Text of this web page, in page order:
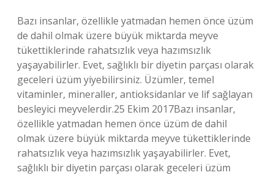
Bazı insanlar, özellikle yatmadan hemen önce üzüm
de dahil olmak üzere büyük miktarda meyve
tükettiklerinde rahatsızlık veya hazımsızlık
yaşayabilirler. Evet, sağlıklı bir diyetin parçası olarak
geceleri üzüm yiyebilirsiniz. Üzümler, temel
vitaminler, mineraller, antioksidanlar ve lif sağlayan
besleyici meyvelerdir.25 Ekim 2017Bazı insanlar,
özellikle yatmadan hemen önce üzüm de dahil
olmak üzere büyük miktarda meyve tükettiklerinde
rahatsızlık veya hazımsızlık yaşayabilirler. Evet,
sağlıklı bir diyetin parçası olarak geceleri üzüm